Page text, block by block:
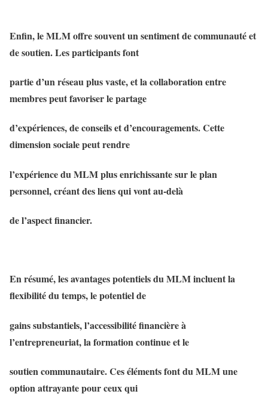
Enfin, le MLM offre souvent un sentiment de communauté et
de soutien. Les participants font
partie d’un réseau plus vaste, et la collaboration entre
membres peut favoriser le partage
d’expériences, de conseils et d’encouragements. Cette
dimension sociale peut rendre
l’expérience du MLM plus enrichissante sur le plan
personnel, créant des liens qui vont au-delà
de l’aspect financier.
En résumé, les avantages potentiels du MLM incluent la
flexibilité du temps, le potentiel de
gains substantiels, l’accessibilité financière à
l’entrepreneuriat, la formation continue et le
soutien communautaire. Ces éléments font du MLM une
option attrayante pour ceux qui